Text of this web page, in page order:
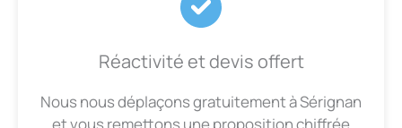
Réactivité et devis offert
Nous nous déplaçons gratuitement à Sérignan